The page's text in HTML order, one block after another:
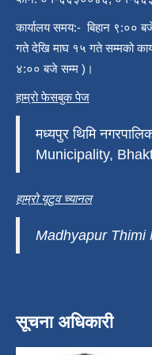
कार्यालय समय:- बिहान ९:००
गते देखि माघ १५ गते सम्मको
४:०० बजे सम्म )।
हाम्रो फेसबुक पेज
मध्यपुर थिमि
Municipality,
हाम्रो यूटुव च्यानल
Madhyapur Thimi
सूचना अधिकारी